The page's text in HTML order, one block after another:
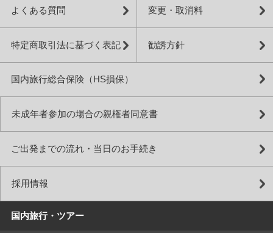
よくある質問 変更・取消料
特定商取引法に基づく表記 勧誘方針
国内旅行総合保険（HS損保）
未成年者参加の場合の親権者同意書
ご出発までの流れ・当日のお手続き
採用情報
国内旅行・ツアー